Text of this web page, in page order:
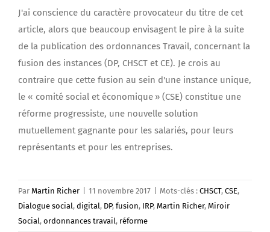
J'ai conscience du caractère provocateur du titre de cet
article, alors que beaucoup envisagent le pire à la suite
de la publication des ordonnances Travail, concernant la
fusion des instances (DP, CHSCT et CE). Je crois au
contraire que cette fusion au sein d'une instance unique,
le « comité social et économique » (CSE) constitue une
réforme progressiste, une nouvelle solution
mutuellement gagnante pour les salariés, pour leurs
représentants et pour les entreprises.
Par Martin Richer 11 novembre 2017 Mots-clés : CHSCT, CSE,
Dialogue social, digital, DP, fusion, IRP, Martin Richer, Miroir
Social, ordonnances travail, réforme